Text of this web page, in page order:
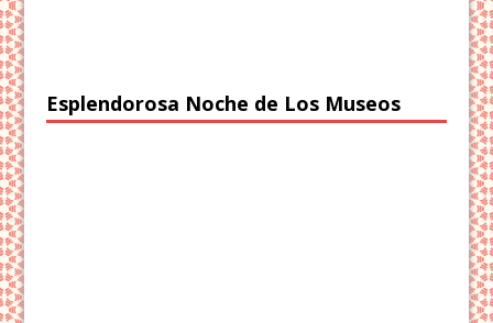
Esplendorosa Noche de Los Museos